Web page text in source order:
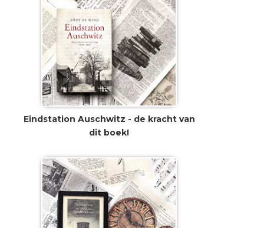
Eindstation Auschwitz - de kracht van
dit boek!